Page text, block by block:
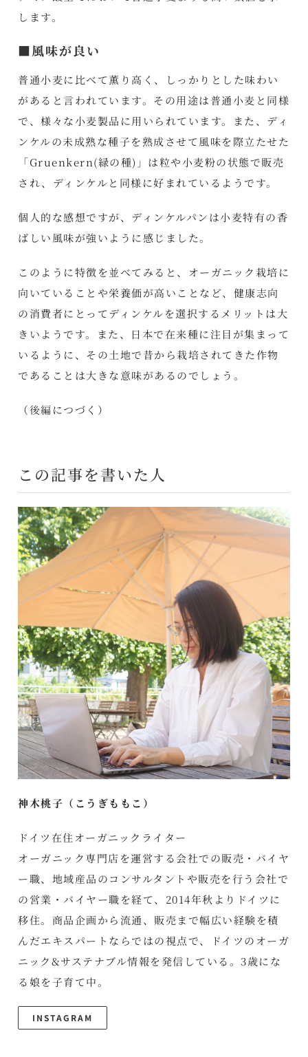
します。
■風味が良い
普通小麦に比べて薫り高く、しっかりとした味わい
があると言われています。その用途は普通小麦と同様
で、様々な小麦製品に用いられています。また、ディ
ンケルの未成熟な種子を熟成させて風味を際立たせた
「Gruenkern(緑の種)」は粒や小麦粉の状態で販売
され、ディンケルと同様に好まれているようです。
個人的な感想ですが、ディンケルパンは小麦特有の香
ばしい風味が強いように感じました。
このように特徴を並べてみると、オーガニック栽培に
向いていることや栄養価が高いことなど、健康志向
の消費者にとってディンケルを選択するメリットは大
きいようです。また、日本で在来種に注目が集まって
いるように、その土地で昔から栽培されてきた作物
であることは大きな意味があるのでしょう。
（後編につづく）
この記事を書いた人
神木桃子（こうぎももこ）
ドイツ在住オーガニックライター
オーガニック専門店を運営する会社での販売・バイヤ
ー職、地域産品のコンサルタントや販売を行う会社で
の営業・バイヤー職を経て、2014年秋よりドイツに
移住。商品企画から流通、販売まで幅広い経験を積
んだエキスパートならではの視点で、ドイツのオーガ
ニック&サステナブル情報を発信している。3歳にな
る娘を子育て中。
INSTAGRAM